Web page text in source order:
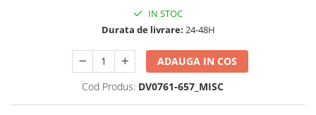
IN STOC
Durata de livrare: 24-48H
ADAUGA IN COS
Cod Produs: DV0761-657_MISC